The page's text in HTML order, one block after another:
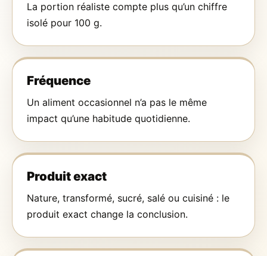
La portion réaliste compte plus qu’un chiffre
isolé pour 100 g.
Fréquence
Un aliment occasionnel n’a pas le même
impact qu’une habitude quotidienne.
Produit exact
Nature, transformé, sucré, salé ou cuisiné : le
produit exact change la conclusion.